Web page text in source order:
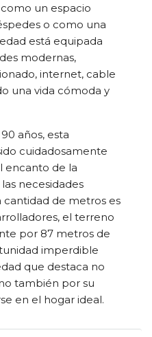
un espacio
o como una
está equipada
modernas,
internet, cable
una vida cómoda y
años, esta
cuidadosamente
encanto de la
necesidades
cantidad de metros es
el terreno
por 87 metros de
imperdible
que destaca no
también por su
en el hogar ideal.